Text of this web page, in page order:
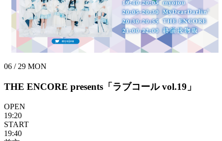
06 / 29 MON
THE ENCORE presents「ラブコール vol.19」
OPEN
19:20
START
19:40